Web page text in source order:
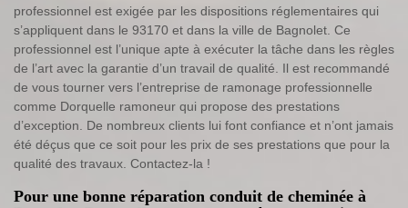
professionnel est exigée par les dispositions réglementaires qui
s’appliquent dans le 93170 et dans la ville de Bagnolet. Ce
professionnel est l’unique apte à exécuter la tâche dans les règles
de l’art avec la garantie d’un travail de qualité. Il est recommandé
de vous tourner vers l’entreprise de ramonage professionnelle
comme Dorquelle ramoneur qui propose des prestations
d’exception. De nombreux clients lui font confiance et n’ont jamais
été déçus que ce soit pour les prix de ses prestations que pour la
qualité des travaux. Contactez-la !
Pour une bonne réparation conduit de cheminée à